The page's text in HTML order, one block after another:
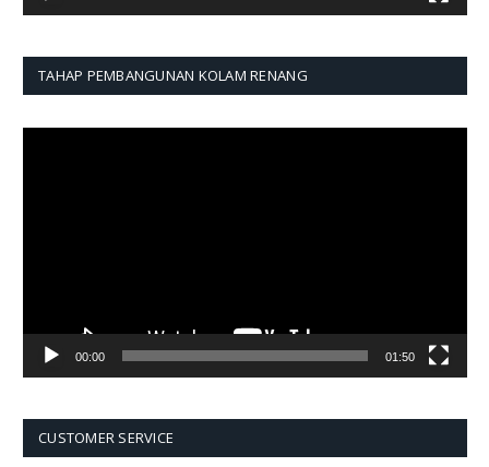
TAHAP PEMBANGUNAN KOLAM RENANG
00:00 01:50
CUSTOMER SERVICE